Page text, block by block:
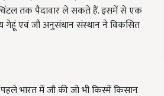
तक पैदावार ले सकते हैं. इसमें से एक
गेहूं एवं जौ अनुसंधान संस्थान ने विकसित
भारत में जौ की जो भी किस्में किसान